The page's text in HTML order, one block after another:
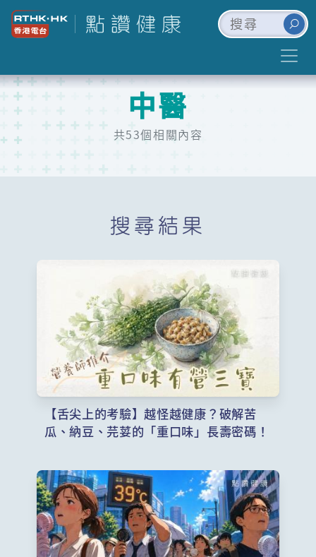
中醫
共53個相關內容
搜尋結果
【舌尖上的考驗】越怪越健康？破解苦
瓜、納豆、芫荽的「重口味」長壽密碼！